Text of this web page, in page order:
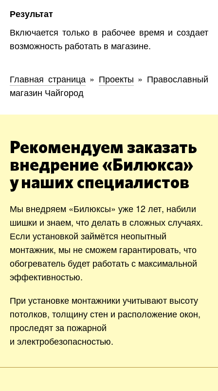
Результат
Включается только в рабочее время и создает
возможность работать в магазине.
Главная страница» Проекты » Православный
магазин Чайгород
Рекомендуем заказать
внедрение «Билюкса»
у наших специалистов
Мы внедряем «Билюксы» уже 12 лет, набили
шишки и знаем, что делать в сложных случаях.
Если установкой займётся неопытный
монтажник, мы не сможем гарантировать, что
обогреватель будет работать с максимальной
эффективностью.
При установке монтажники учитывают высоту
потолков, толщину стен и расположение окон,
проследят за пожарной
и электробезопасностью.